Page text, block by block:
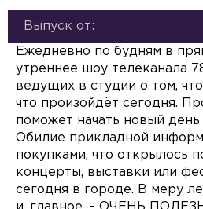
Выпуск от:
Ежедневно по будням в
утреннее шоу телеканала
ведущих в студии о том,
что произойдёт сегодня.
поможет начать новый день
Обилие прикладной
покупками, что открылось
концерты, выставки или
сегодня в городе. В меру